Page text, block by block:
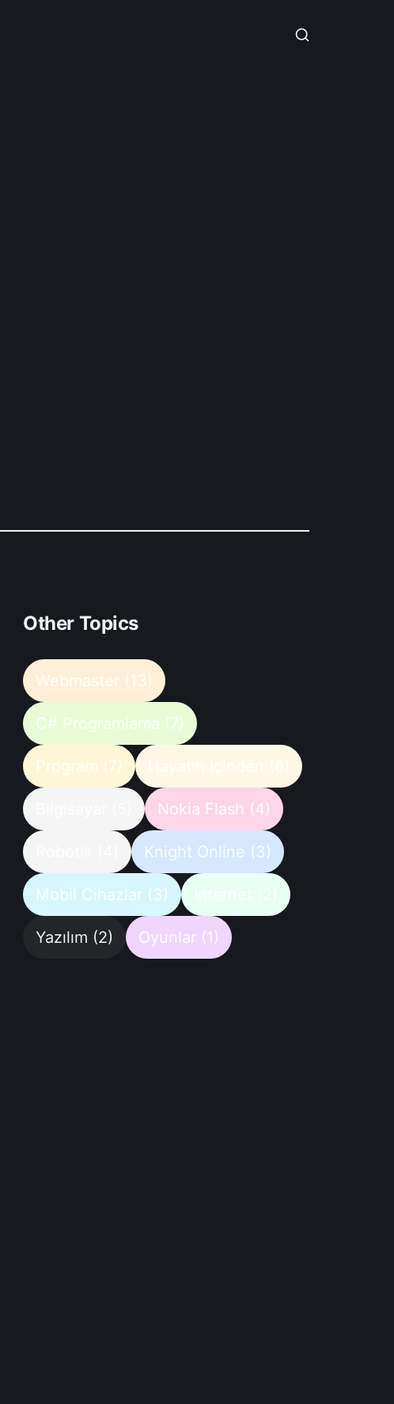
Other Topics
Webmaster (13)
C# Programlama (7)
Program (7) Hayatın İçinden (6)
Nokia Flash (4)
Knight Online (3)
Mobil Cihazlar (3)
Yazılım (2) Oyunlar (1)